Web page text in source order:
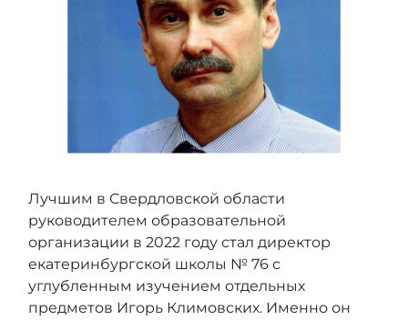
Лучшим в Свердловской области
руководителем образовательной
организации в 2022 году стал директор
екатеринбургской школы № 76 с
углубленным изучением отдельных
предметов Игорь Климовских. Именно он